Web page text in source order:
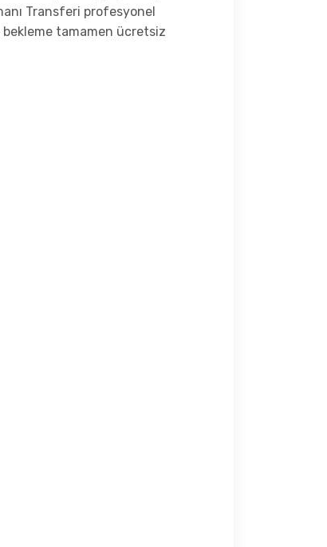
Transferi profesyonel
bekleme tamamen ücretsiz